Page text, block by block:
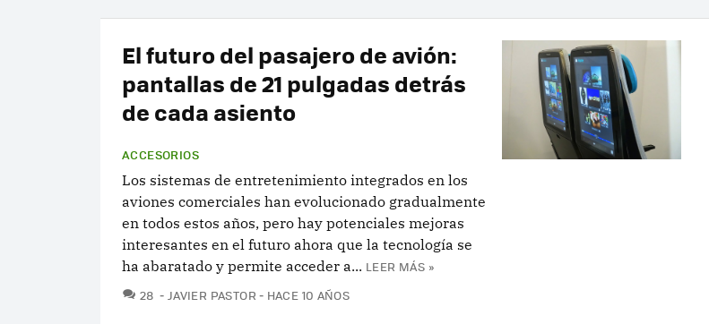
El futuro del pasajero de avión:
pantallas de 21 pulgadas detrás
de cada asiento
ACCESORIOS
Los sistemas de entretenimiento integrados en los
aviones comerciales han evolucionado gradualmente
en todos estos años, pero hay potenciales mejoras
interesantes en el futuro ahora que la tecnología se
ha abaratado y permite acceder a... LEER MÁS »
28 COMENTARIOS
JAVIER PASTOR HACE 10 AÑOS